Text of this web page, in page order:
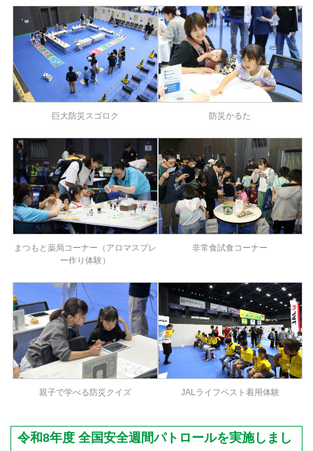
巨大防災スゴロク 防災かるた
まつもと薬局コーナー（アロマスプレ
ー作り体験）
非常食試食コーナー
親子で学べる防災クイズ JALライフベスト着用体験
令和8年度 全国安全週間パトロールを実施しまし